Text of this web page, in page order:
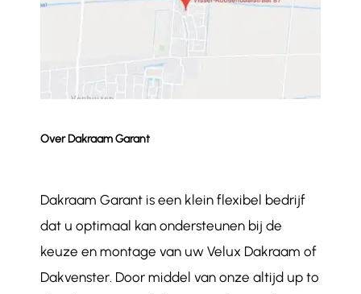
Over Dakraam Garant
Dakraam Garant is een klein flexibel bedrijf
dat u optimaal kan ondersteunen bij de
keuze en montage van uw Velux Dakraam of
Dakvenster. Door middel van onze altijd up to